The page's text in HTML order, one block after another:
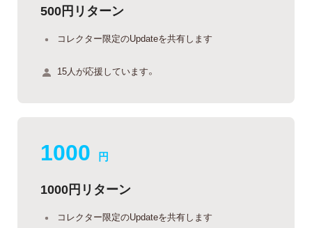
500円リターン
コレクター限定のUpdateを共有します
15人が応援しています。
1000 円
1000円リターン
コレクター限定のUpdateを共有します